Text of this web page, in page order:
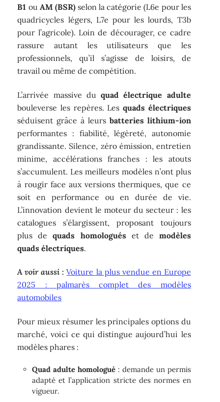
B1 ou AM (BSR)selon la catégorie (L6e pour les
quadricycles légers, L7e pour les lourds, T3b
pour l’agricole). Loin de décourager, ce cadre
rassure autant les utilisateurs que les
professionnels, qu’il s’agisse de loisirs, de
travail ou même de compétition.
L’arrivée massive duquad électrique adulte
bouleverse les repères. Les quads électriques
séduisent grâce à leurs batteries lithium-ion
performantes : fiabilité, légèreté, autonomie
grandissante. Silence, zéro émission, entretien
minime, accélérations franches : les atouts
s’accumulent. Les meilleurs modèles n’ont plus
à rougir face aux versions thermiques, que ce
soit en performance ou en durée de vie.
L’innovation devient le moteur du secteur : les
catalogues s’élargissent, proposant toujours
plus dequads homologuéset de modèles
quads électriques.
A voir aussi : Voiture la plus vendue en Europe
2025 : palmarès complet des modèles
automobiles
Pour mieux résumer les principales options du
marché, voici ce qui distingue aujourd’hui les
modèles phares :
Quad adulte homologué : demande un permis
adapté et l’application stricte des normes en
vigueur.